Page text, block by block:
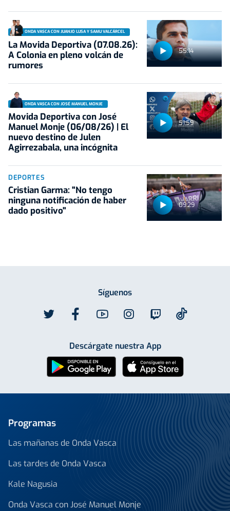
55:14
ONDA VASCA CON JUANJO LUSA Y SAMU VALCÁRCEL
La Movida Deportiva (07.08.26):
A Colonia en pleno volcán de
rumores
51:59
ONDA VASCA CON JOSÉ MANUEL MONJE
Movida Deportiva con José
Manuel Monje (06/08/26) | El
nuevo destino de Julen
Agirrezabala, una incógnita
09:29
DEPORTES
Cristian Garma: "No tengo
ninguna notificación de haber
dado positivo"
Síguenos
Descárgate nuestra App
Programas
Las mañanas de Onda Vasca
Las tardes de Onda Vasca
Kale Nagusia
Onda Vasca con José Manuel Monje